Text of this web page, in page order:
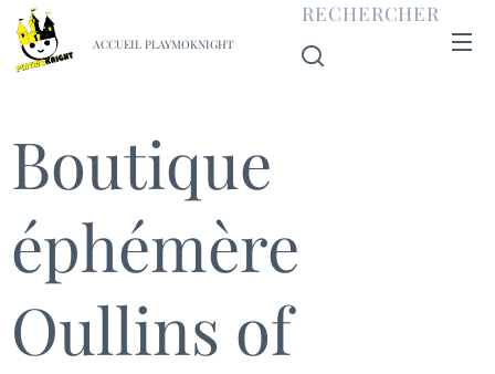
ACCUEIL PLAYMOKNIGHT
RECHERCHER
Boutique
éphémère
Oullins of